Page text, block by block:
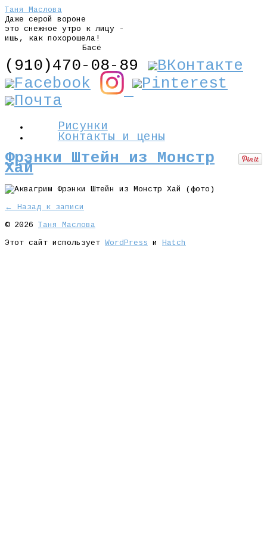
Таня Маслова
Даже серой вороне
это снежное утро к лицу -
ишь, как похорошела!
Басё
(910)470-08-89
Рисунки
Контакты и цены
Фрэнки Штейн из Монстр
Хай
← Назад к записи
© 2026 Таня Маслова
Этот сайт использует WordPress и Hatch